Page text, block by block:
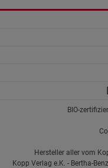
BIO-
Hersteller aller vom
Kopp Verlag e.K. - Bertha-